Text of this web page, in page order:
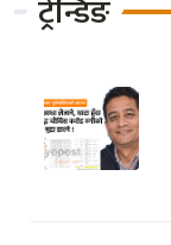
ट्रेन्डिङ